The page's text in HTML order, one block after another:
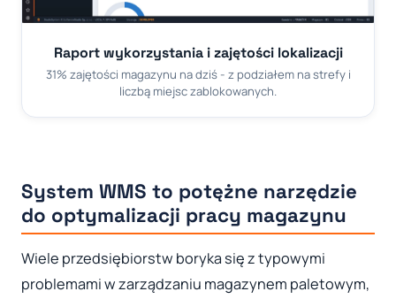
Raport wykorzystania i zajętości lokalizacji
31% zajętości magazynu na dziś - z podziałem na strefy i
liczbą miejsc zablokowanych.
System WMS to potężne narzędzie
do optymalizacji pracy magazynu
Wiele przedsiębiorstw boryka się z typowymi
problemami w zarządzaniu magazynem paletowym,